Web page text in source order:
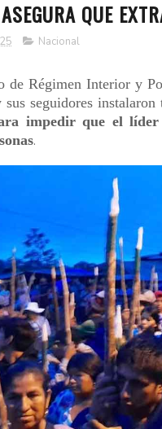
QUE
Nacional
de Régimen Interior y
seguidores
impedir que el líder
.